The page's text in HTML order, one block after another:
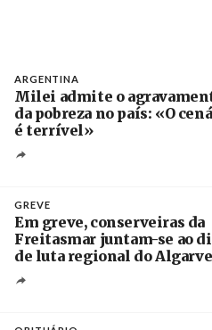
ARGENTINA
Milei admite o
da pobreza no país: «O
é terrível»
GREVE
Em greve, conserveiras da
Freitasmar juntam-se ao
de luta regional do Algarve